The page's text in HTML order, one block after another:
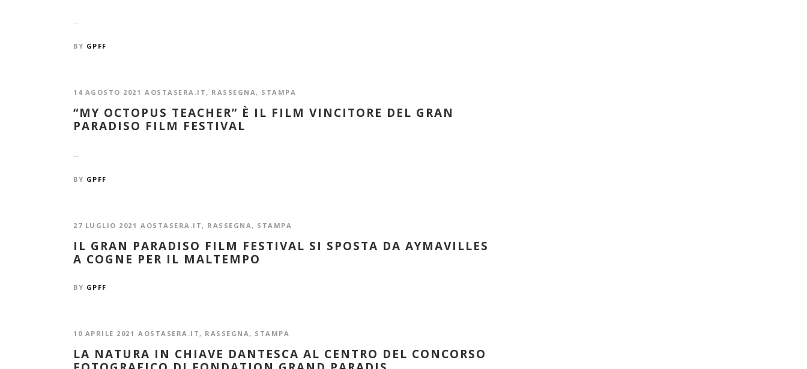
...
BY GPFF
14 AGOSTO 2021 AOSTASERA.IT , RASSEGNA , STAMPA
“MY OCTOPUS TEACHER” È IL FILM VINCITORE DEL GRAN
PARADISO FILM FESTIVAL
...
BY GPFF
27 LUGLIO 2021 AOSTASERA.IT , RASSEGNA , STAMPA
IL GRAN PARADISO FILM FESTIVAL SI SPOSTA DA AYMAVILLES
A COGNE PER IL MALTEMPO
BY GPFF
10 APRILE 2021 AOSTASERA.IT , RASSEGNA , STAMPA
LA NATURA IN CHIAVE DANTESCA AL CENTRO DEL CONCORSO